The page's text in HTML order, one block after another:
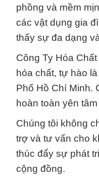
phồng và mềm
các vật dụng gia
thấy sự đa dạng
Công Ty Hóa
hóa chất, tự hào
Phố Hồ Chí Minh.
hoàn toàn yên
Chúng tôi không
trợ và tư vấn cho
thúc đẩy sự phát
cộng đồng.